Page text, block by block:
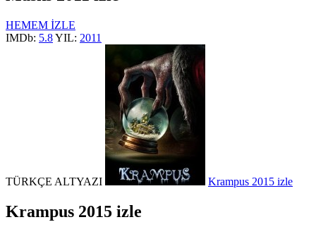
HEMEM İZLE
IMDb: 5.8YIL: 2011
TÜRKÇE ALTYAZI Krampus 2015 izle
Krampus 2015 izle